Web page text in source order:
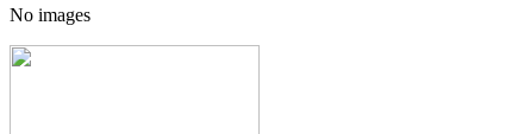
No images